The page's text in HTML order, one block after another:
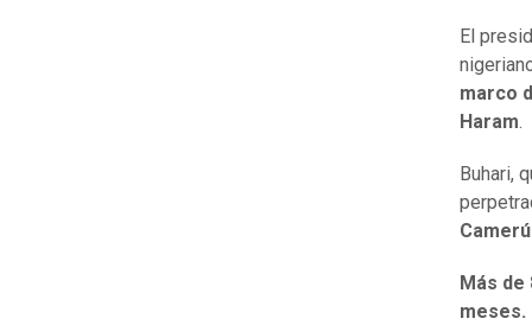
El
marco
Haram.
Buhari,
Más
meses.